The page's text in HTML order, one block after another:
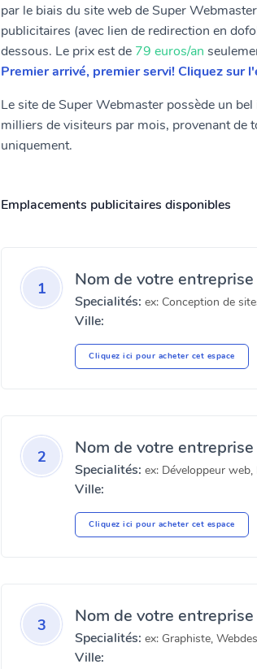
par le biais du site web de Super
publicitaires (avec lien de redirection en
dessous. Le prix est de 79 euros/an
Premier arrivé, premier servi! Cliquez sur
Le site de Super Webmaster possède un
milliers de visiteurs par mois, provenant de
uniquement.
Emplacements publicitaires disponibles
1 Nom de votre entreprise
Specialités: ex: Conception de
Ville:
Cliquez ici pour acheter cet espace
2 Nom de votre entreprise
Specialités: ex: Développeur
Ville:
Cliquez ici pour acheter cet espace
3 Nom de votre entreprise
Specialités: ex: Graphiste,
Ville: